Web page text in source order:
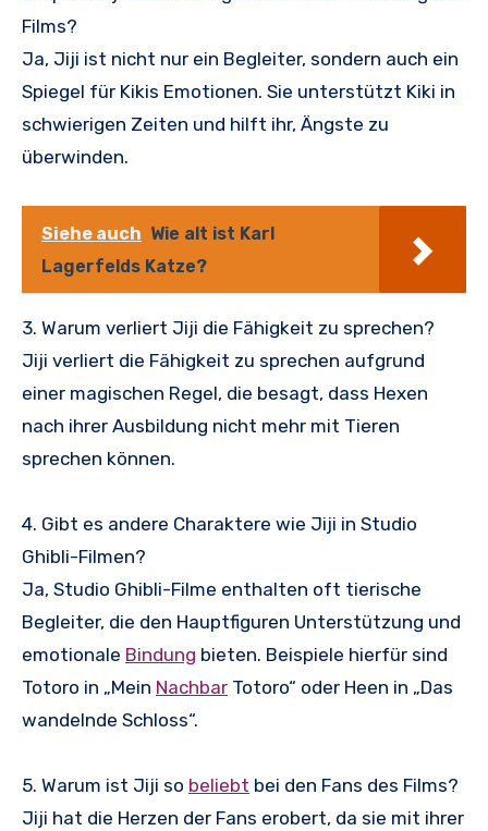
Films?
Ja, Jiji ist nicht nur ein Begleiter, sondern auch ein
Spiegel für Kikis Emotionen. Sie unterstützt Kiki in
schwierigen Zeiten und hilft ihr, Ängste zu
überwinden.
Siehe auch Wie alt ist Karl
Lagerfelds Katze?
3. Warum verliert Jiji die Fähigkeit zu sprechen?
Jiji verliert die Fähigkeit zu sprechen aufgrund
einer magischen Regel, die besagt, dass Hexen
nach ihrer Ausbildung nicht mehr mit Tieren
sprechen können.
4. Gibt es andere Charaktere wie Jiji in Studio
Ghibli-Filmen?
Ja, Studio Ghibli-Filme enthalten oft tierische
Begleiter, die den Hauptfiguren Unterstützung und
emotionale Bindung bieten. Beispiele hierfür sind
Totoro in „Mein Nachbar Totoro“ oder Heen in „Das
wandelnde Schloss“.
5. Warum ist Jiji so beliebt bei den Fans des Films?
Jiji hat die Herzen der Fans erobert, da sie mit ihrer